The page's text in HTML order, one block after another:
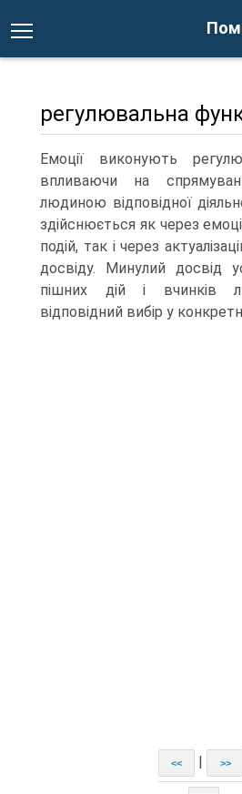
регулювальна
Емоції виконують
впливаючи на
людиною відповідної
здійснюється як через
подій, так і через
досвіду. Минулий досвід
пішних дій і вчинків
відповідний вибір у
<< >>